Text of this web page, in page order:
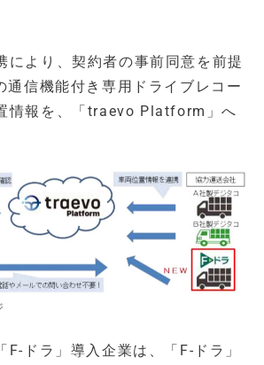
により、契約者の事前同意を前提
通信機能付き専用ドライブレコー
情報を、「traevo Platform」へ
F-ドラ」導入企業は、「F-ドラ」